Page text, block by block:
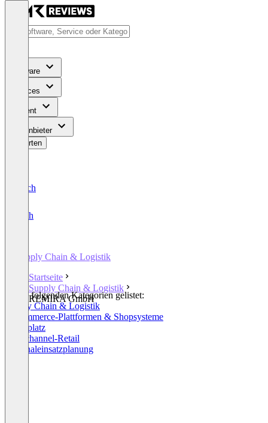
Software
Services
Content
Für Anbieter
Bewerten
Deutsch
English
Supply Chain & Logistik
Startseite
Supply Chain & Logistik
REMIRA GmbH
In den folgenden Kategorien gelistet:
Supply Chain & Logistik
E-Commerce-Plattformen & Shopsysteme
Marktplatz
Multichannel-Retail
Personaleinsatzplanung